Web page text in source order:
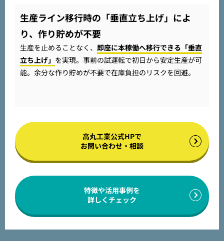
生産ライン移行時の「垂直立ち上げ」によ
り、作り貯めが不要
生産を止めることなく、 即座に本稼働へ移行できる「垂直
立ち上げ」 を実現。事前の試運転で初日から安定生産が可
能。余分な作り貯めが不要で在庫負担のリスクを回避。
高丸工業公式HPで
お問い合わせ・相談
特徴や活用事例を
詳しくチェック